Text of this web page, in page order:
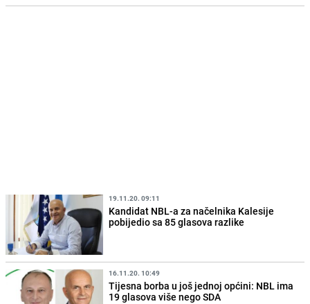
19.11.20. 09:11
Kandidat NBL-a za načelnika Kalesije
pobijedio sa 85 glasova razlike
16.11.20. 10:49
Tijesna borba u još jednoj općini: NBL ima
19 glasova više nego SDA